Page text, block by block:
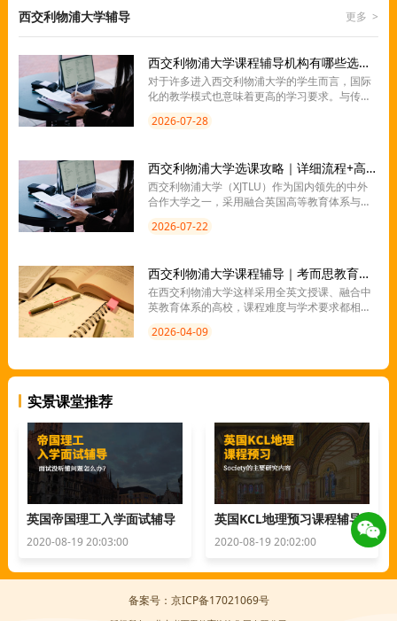
西交利物浦大学辅导 更多 >
西交利物浦大学课程辅导机构有哪些选择？
对于许多进入西交利物浦大学的学生而言，国际
化的教学模式也意味着更高的学习要求。与传统
高校相比，XJTLU课程更加注重学生的自主学习
能力、学术写作能力以及实践应用能力。在实际
务，以获得更加系统、高效的学习支持。那么，
西交利物浦大学课程辅导机构有哪些选择？
2026-07-28
西交利物浦大学选课攻略｜详细流程+高分水课
西交利物浦大学（XJTLU）作为国内领先的中外
合作大学之一，采用融合英国高等教育体系与中
国高校培养模式的教学方式，为学生提供国际化
的学习环境。由于课程设置、培养方案以及教学
少会遇到一些问题。对此，我们整理了完整的西
交利物浦大学选课攻略。
2026-07-22
西交利物浦大学课程辅导｜考而思教育提分更高效
在西交利物浦大学这样采用全英文授课、融合中
英教育体系的高校，课程难度与学术要求都相对
较高。面对复杂的课程内容、严格的评分标准以
及高强度的学习节奏，越来越多的学生开始寻求
教育始终是学生的首选。
2026-04-09
实景课堂推荐
英国帝国理工入学面试辅导
2020-08-19 20:03:00
英国KCL地理预习课程辅导
2020-08-19 20:02:00
备案号：京ICP备17021069号